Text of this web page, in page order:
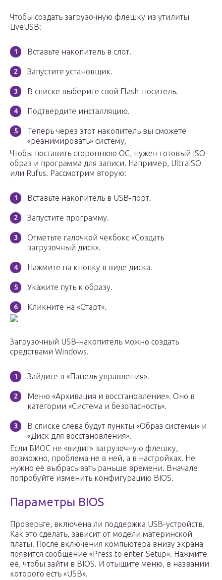
Чтобы создать загрузочную флешку из утилиты
LiveUSB:
Вставьте накопитель в слот.
Запустите установщик.
В списке выберите свой Flash-носитель.
Подтвердите инсталляцию.
Теперь через этот накопитель вы сможете
«реанимировать» систему.
Чтобы поставить стороннюю ОС, нужен готовый ISO-
образ и программа для записи. Например, UltraISO
или Rufus. Рассмотрим вторую:
Вставьте накопитель в USB-порт.
Запустите программу.
Отметьте галочкой чекбокс «Создать
загрузочный диск».
Нажмите на кнопку в виде диска.
Укажите путь к образу.
Кликните на «Старт».
Загрузочный USB‑накопитель можно создать
средствами Windows.
Зайдите в «Панель управления».
Меню «Архивация и восстановление». Оно в
категории «Система и безопасность».
В списке слева будут пункты «Образ системы» и
«Диск для восстановления».
Если БИОС не «видит» загрузочную флешку,
возможно, проблема не в ней, а в настройках. Не
нужно её выбрасывать раньше времени. Вначале
попробуйте изменить конфигурацию BIOS.
Параметры BIOS
Проверьте, включена ли поддержка USB-устройств.
Как это сделать, зависит от модели материнской
платы. После включения компьютера внизу экрана
появится сообщение «Press to enter Setup». Нажмите
её, чтобы зайти в BIOS. И отыщите меню, в названии
которого есть «USB».